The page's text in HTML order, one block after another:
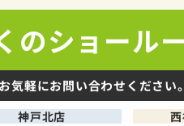
のショール
気軽にお問い合わせください。
神戸北店